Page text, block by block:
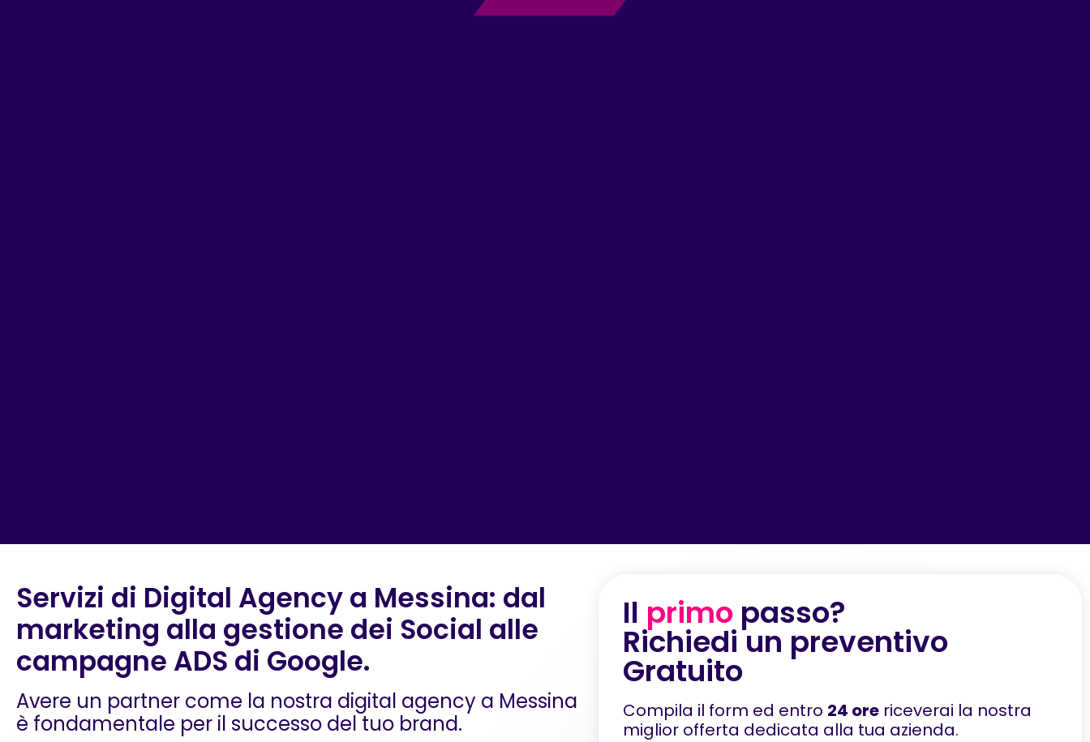
Servizi di Digital Agency a Messina: dal
marketing alla gestione dei Social alle
campagne ADS di Google.
Avere un partner come la nostra digital agency a Messina
è fondamentale per il successo del tuo brand.
Il primo passo?
Richiedi un preventivo
Gratuito
Compila il form ed entro 24 orericeverai la nostra
miglior offerta dedicata alla tua azienda.